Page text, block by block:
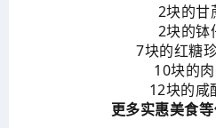
2块的甘
2块的钵
7块的红糖
10块的
12块的咸
更多实惠美食等